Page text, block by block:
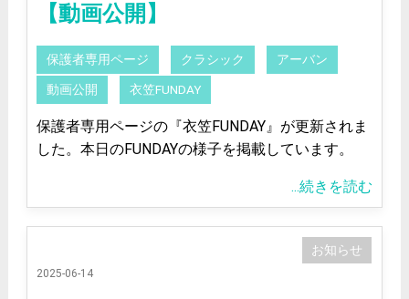
【動画公開】
保護者専用ページ クラシック アーバン
動画公開 衣笠FUNDAY
保護者専用ページの『衣笠FUNDAY』が更新されま
した。本日のFUNDAYの様子を掲載しています。
...続きを読む
2025-06-14
お知らせ